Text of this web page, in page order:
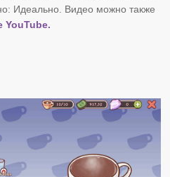
Идеально. Видео можно также
YouTube.